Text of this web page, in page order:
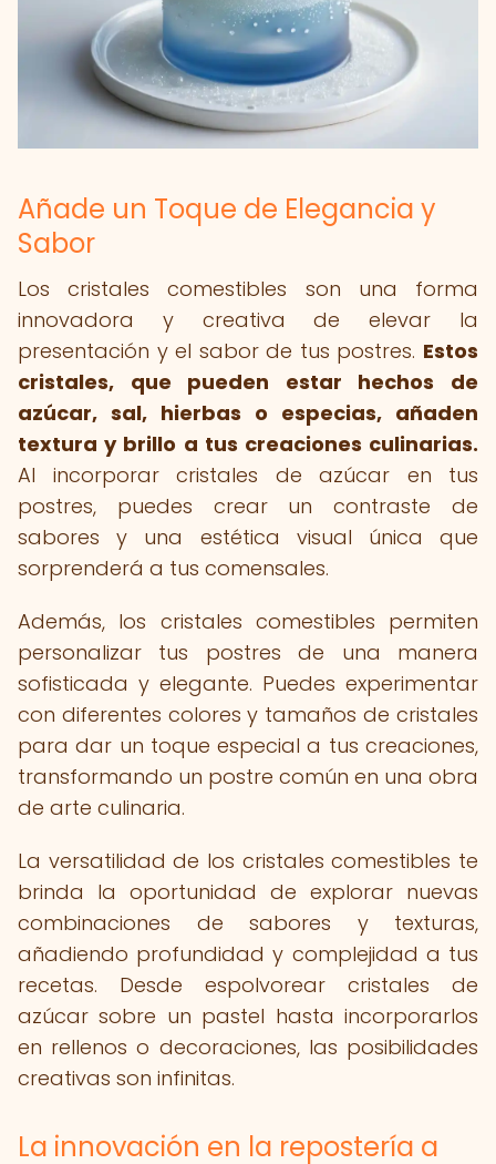
Añade un Toque de Elegancia y
Sabor
Los cristales comestibles son una forma
innovadora y creativa de elevar la
presentación y el sabor de tus postres. Estos
cristales, que pueden estar hechos de
azúcar, sal, hierbas o especias, añaden
textura y brillo a tus creaciones culinarias.
Al incorporar cristales de azúcar en tus
postres, puedes crear un contraste de
sabores y una estética visual única que
sorprenderá a tus comensales.
Además, los cristales comestibles permiten
personalizar tus postres de una manera
sofisticada y elegante. Puedes experimentar
con diferentes colores y tamaños de cristales
para dar un toque especial a tus creaciones,
transformando un postre común en una obra
de arte culinaria.
La versatilidad de los cristales comestibles te
brinda la oportunidad de explorar nuevas
combinaciones de sabores y texturas,
añadiendo profundidad y complejidad a tus
recetas. Desde espolvorear cristales de
azúcar sobre un pastel hasta incorporarlos
en rellenos o decoraciones, las posibilidades
creativas son infinitas.
La innovación en la repostería a